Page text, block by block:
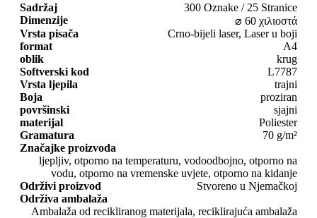
Sadržaj
300 Oznake / 25 Stranice
Dimenzije
⌀ 60 χιλιοστά
Vrsta pisača
Crno-bijeli laser, Laser u boji
format
A4
oblik
krug
Softverski kod
L7787
Vrsta ljepila
trajni
Boja
proziran
površinski
sjajni
materijal
Poliester
Gramatura
70 g/m²
Značajke proizvoda
ljepljiv, otporno na temperaturu, vodoodbojno, otporno na
vodu, otporno na vremenske uvjete, otporno na kidanje
Održivi proizvod
Stvoreno u Njemačkoj
Održiva ambalaža
Ambalaža od recikliranog materijala, reciklirajuća ambalaža